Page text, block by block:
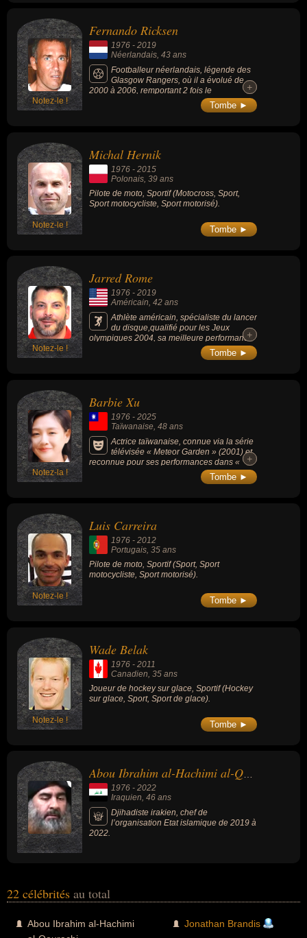
Notez-le !
Fernando Ricksen
1976 - 2019
Néerlandais, 43 ans
Footballeur néerlandais, légende des
Glasgow Rangers, où il a évolué de
2000 à 2006, remportant 2 fois le
Championnat d'Ecosse (2003 et 2005), il a
aussi été sacré champion de Russie avec le
+
+
Tombe ►
Notez-le !
Michal Hernik
1976 - 2015
Polonais , 39 ans
Pilote de moto, Sportif (Motocross, Sport,
Sport motocycliste, Sport motorisé).
Tombe ►
Notez-le !
Jarred Rome
1976 - 2019
Américain, 42 ans
Athlète américain, spécialiste du lancer
du disque,qualifié pour les Jeux
olympiques 2004, sa meilleure performance
est de 68,76 m (3e performance mondiale en
+
+
Tombe ►
Notez-la !
Barbie Xu
1976 - 2025
Taïwanaise, 48 ans
Actrice taïwanaise, connue via la série
télévisée « Meteor Garden » (2001) et
reconnue pour ses performances dans «
+
+
Tombe ►
Notez-le !
Luis Carreira
1976 - 2012
Portugais, 35 ans
Pilote de moto, Sportif (Sport, Sport
motocycliste, Sport motorisé).
Tombe ►
Notez-le !
Wade Belak
1976 - 2011
Canadien, 35 ans
Joueur de hockey sur glace, Sportif (Hockey
sur glace, Sport, Sport de glace).
Tombe ►
Abou Ibrahim al-Hachimi al-Qourachi
1976 - 2022
Iraquien, 46 ans
Djihadiste irakien, chef de
l’organisation Etat islamique de 2019 à
2022.
22 célébrités au total
Abou Ibrahim al-Hachimi
Jonathan Brandis